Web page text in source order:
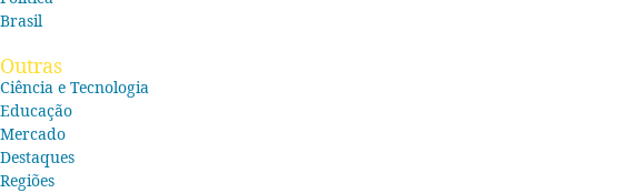
Brasil
Outras
Ciência e Tecnologia
Educação
Mercado
Destaques
Regiões